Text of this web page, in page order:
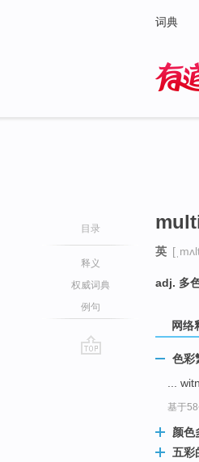
词典
目录
释义
权威词典
例句
英
adj. 多
网络
色彩
...
基于
颜色
五彩